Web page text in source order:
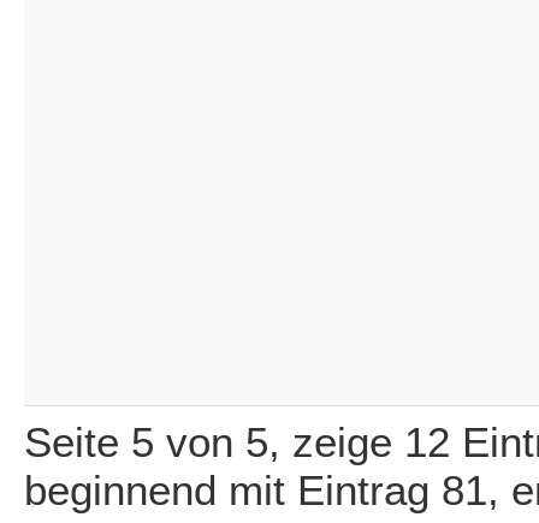
Seite 5 von 5, zeige 12
beginnend mit Eintrag 81,